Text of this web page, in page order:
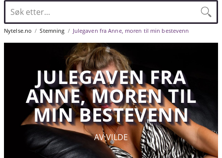
Nytelse.no Stemning Julegaven fra Anne, moren til min bestevenn
JULEGAVEN FRA
ANNE, MOREN TIL
MIN BESTEVENN
AV VILDE